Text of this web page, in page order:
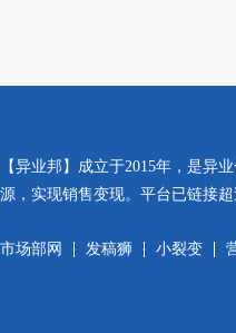
【异业邦】成立于2015年，是异
源，实现销售变现。平台已链接
市场部网 发稿狮 小裂变